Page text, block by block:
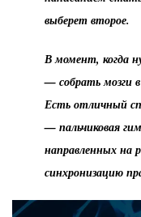
выберет второе.
В момент, когда
— собрать мозги
Есть отличный
— пальчиковая
направленных на
синхронизацию